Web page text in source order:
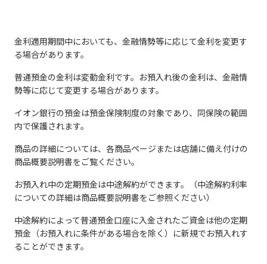
金利適用期間中においても、金融情勢等に応じて金利を変更す
る場合があります。
普通預金の金利は変動金利です。お預入れ後の金利は、金融情
勢等に応じて変更する場合があります。
イオン銀行の預金は預金保険制度の対象であり、同保険の範囲
内で保護されます。
商品の詳細については、各商品ページまたは店舗に備え付けの
商品概要説明書をご覧ください。
お預入れ中の定期預金は中途解約ができます。（中途解約利率
についての詳細は商品概要説明書をご参照ください）
中途解約によって普通預金口座に入金されたご資金は他の定期
預金（お預入れに条件がある場合を除く）に新規でお預入れす
ることができます。